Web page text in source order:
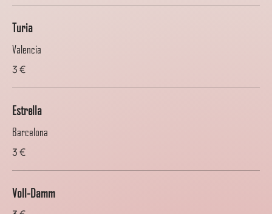
Turia
Valencia
3 €
Estrella
Barcelona
3 €
Voll-Damm